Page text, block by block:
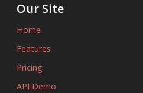
Our Site
Home
Features
Pricing
API Demo